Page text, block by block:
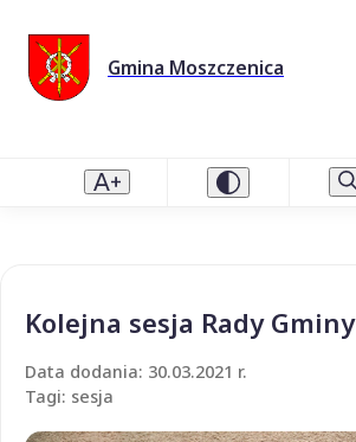
Gmina Moszczenica
Kolejna sesja Rady Gminy
Data dodania: 30.03.2021 r.
Tagi: sesja